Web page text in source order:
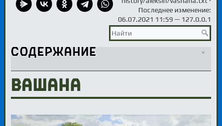
Последнее изменение:
06.07.2021 11:59 — 127.0.0.1
Содержание
Вашана